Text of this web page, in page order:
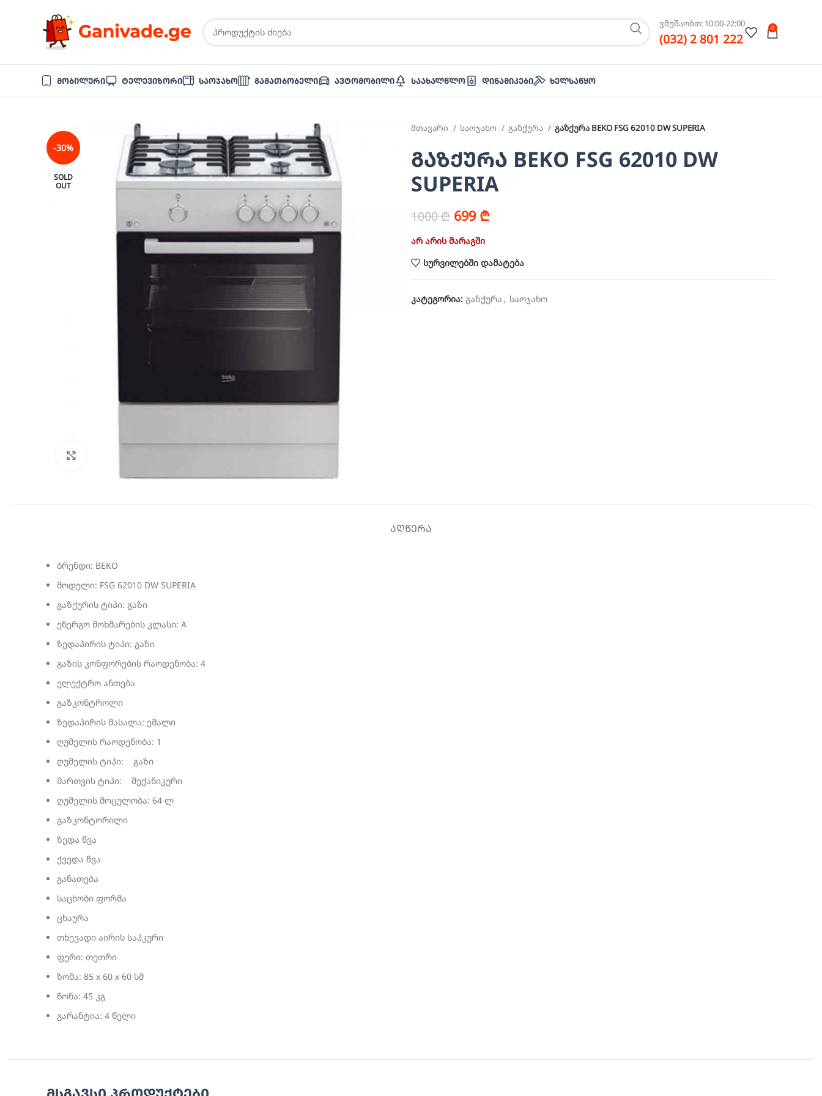
ვმუშაობთ: 10:00-22:00
(032) 2 801 222
0
Მობილური Ტელევიზორი Საოჯახო Გამათბობელი Ავტომობილი Საახალწლო Დინამიკები Ხელსაწყო
-30%
SOLD
OUT
მთავარი საოჯახო გაზქურა გაზქურა BEKO FSG 62010 DW SUPERIA
გაზქურა BEKO FSG 62010 DW
SUPERIA
1000₾ 699 ₾
არ არის მარაგში
სურვილებში დამატება
კატეგორია: გაზქურა , საოჯახო
ᲐᲦᲬᲔᲠᲐ
ბრენდი: BEKO
მოდელი: FSG 62010 DW SUPERIA
გაზქურის ტიპი: გაზი
ენერგო მოხმარების კლასი: A
ზედაპირის ტიპი: გაზი
გაზის კონფორების რაოდენობა: 4
ელექტრო ანთება
გაზკონტროლი
ზედაპირის მასალა: ემალი
ღუმელის რაოდენობა: 1
ღუმელის ტიპი: გაზი
მართვის ტიპი: მექანიკური
ღუმელის მოცულობა: 64 ლ
გაზკონტორილი
ზედა წვა
ქვედა წვა
განათება
საცხობი ფორმა
ცხაურა
თხევადი აირის საპკური
ფერი: თეთრი
ზომა: 85 x 60 x 60 სმ
წონა: 45 კგ
გარანტია: 4 წელი